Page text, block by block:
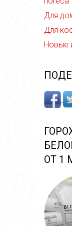
Для
Для
Новые
ОТ 1